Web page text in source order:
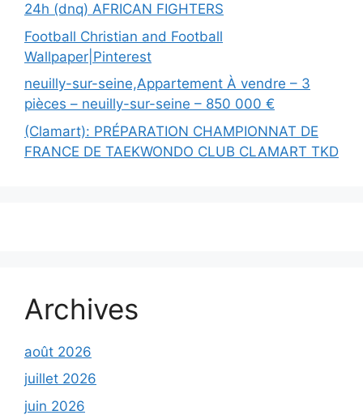
24h (dnq) AFRICAN FIGHTERS
Football Christian and Football
Wallpaper|Pinterest
neuilly-sur-seine,Appartement À vendre – 3
pièces – neuilly-sur-seine – 850 000 €
(Clamart): PRÉPARATION CHAMPIONNAT DE
FRANCE DE TAEKWONDO CLUB CLAMART TKD
Archives
août 2026
juillet 2026
juin 2026